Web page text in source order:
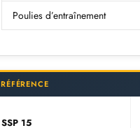
Poulies d’entraînement
RÉFÉRENCE
SSP 15